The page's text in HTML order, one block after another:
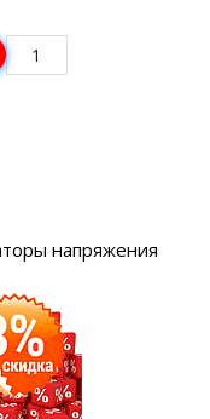
напряжения